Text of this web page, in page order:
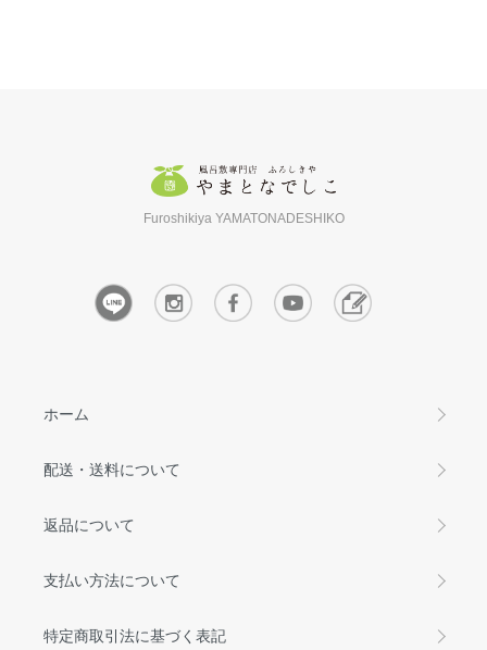
Furoshikiya YAMATONADESHIKO
ホーム
配送・送料について
返品について
支払い方法について
特定商取引法に基づく表記